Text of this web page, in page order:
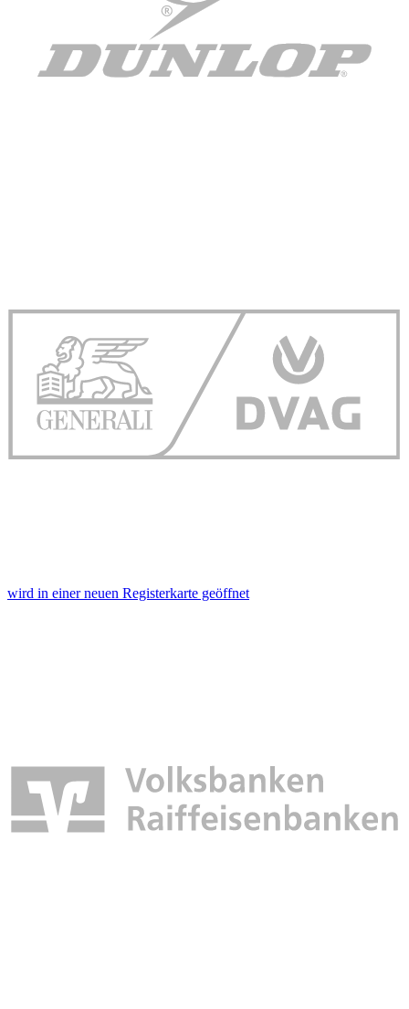
gesammelt haben. DieCookie-Einstellungen
Footer aufgerufen und angepasst werden.
wird in einer neuen Registerkarte geöffnet